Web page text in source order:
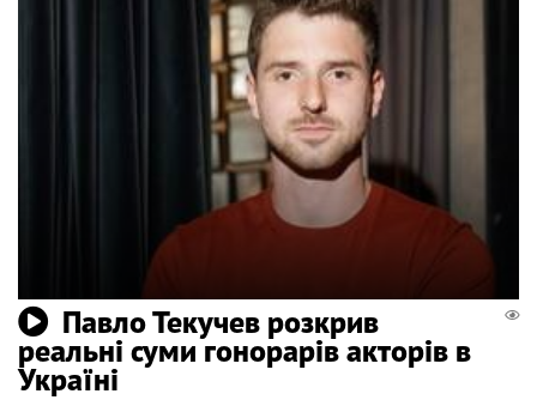
Павло Текучев розкрив
реальні суми гонорарів акторів в
Україні